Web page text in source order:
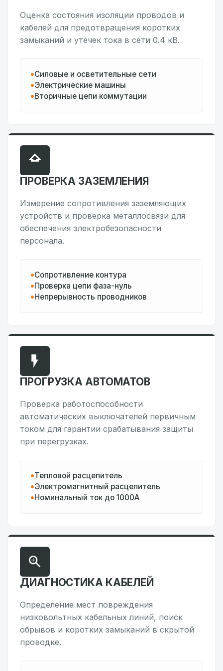
Оценка состояния изоляции проводов и
кабелей для предотвращения коротких
замыканий и утечек тока в сети 0.4 кВ.
Силовые и осветительные сети
Электрические машины
Вторичные цепи коммутации
ПРОВЕРКА ЗАЗЕМЛЕНИЯ
Измерение сопротивления заземляющих
устройств и проверка металлосвязи для
обеспечения электробезопасности
персонала.
Сопротивление контура
Проверка цепи фаза-нуль
Непрерывность проводников
ПРОГРУЗКА АВТОМАТОВ
Проверка работоспособности
автоматических выключателей первичным
током для гарантии срабатывания защиты
при перегрузках.
Тепловой расцепитель
Электромагнитный расцепитель
Номинальный ток до 1000А
ДИАГНОСТИКА КАБЕЛЕЙ
Определение мест повреждения
низковольтных кабельных линий, поиск
обрывов и коротких замыканий в скрытой
проводке.